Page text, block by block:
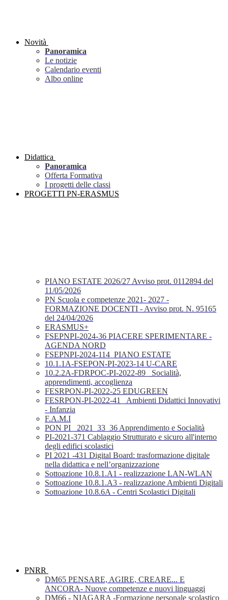
Novità
Panoramica
Le notizie
Calendario eventi
Albo online
Didattica
Panoramica
Offerta Formativa
I progetti delle classi
PROGETTI PN-ERASMUS
PIANO ESTATE 2026/27 Avviso prot. 0112894 del
11/05/2026
PN Scuola e competenze 2021- 2027 -
FORMAZIONE DOCENTI - Avviso prot. N. 95165
del 24/04/2026
ERASMUS+
FSEPNPI-2024-36 PIACERE SPERIMENTARE -
AGENDA NORD
FSEPNPI-2024-114_PIANO ESTATE
10.1.1A-FSEPON-PI-2023-14 U-CARE
10.2.2A-FDRPOC-PI-2022-89_ Socialità,
apprendimenti, accoglienza
FESRPON-PI-2022-25 EDUGREEN
FESRPON-PI-2022-41_ Ambienti Didattici Innovativi
- Infanzia
F.A.M.I
PON PI_ 2021_33_36 Apprendimento e Socialità
PI-2021-371 Cablaggio Strutturato e sicuro all'interno
degli edifici scolastici
PI 2021 -431 Digital Board: trasformazione digitale
nella didattica e nell’organizzazione
Sottoazione 10.8.1.A1 - realizzazione LAN-WLAN
Sottoazione 10.8.1.A3 - realizzazione Ambienti Digitali
Sottoazione 10.8.6A - Centri Scolastici Digitali
PNRR
DM65 PENSARE, AGIRE, CREARE... E
ANCORA- Nuove competenze e nuovi linguaggi
DM66 - NIAGARA -Formazione personale scolastico